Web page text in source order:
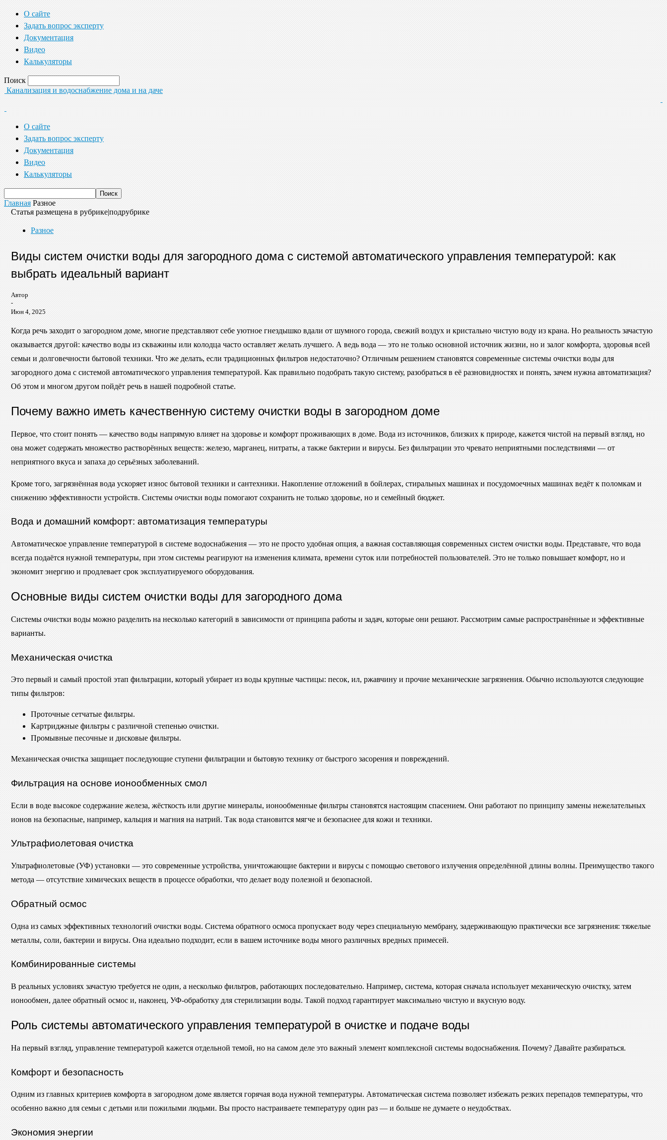
О сайте
Задать вопрос эксперту
Документация
Видео
Калькуляторы
Поиск
Канализация и водоснабжение дома и на даче
О сайте
Задать вопрос эксперту
Документация
Видео
Калькуляторы
Главная Разное
Статья размещена в рубрике|подрубрике
Разное
Виды систем очистки воды для загородного дома с системой автоматического управления температурой: как
выбрать идеальный вариант
Автор
-
Июн 4, 2025
Когда речь заходит о загородном доме, многие представляют себе уютное гнездышко вдали от шумного города, свежий воздух и кристально чистую воду из крана. Но реальность зачастую
оказывается другой: качество воды из скважины или колодца часто оставляет желать лучшего. А ведь вода — это не только основной источник жизни, но и залог комфорта, здоровья всей
семьи и долговечности бытовой техники. Что же делать, если традиционных фильтров недостаточно? Отличным решением становятся современные системы очистки воды для
загородного дома с системой автоматического управления температурой. Как правильно подобрать такую систему, разобраться в её разновидностях и понять, зачем нужна автоматизация?
Об этом и многом другом пойдёт речь в нашей подробной статье.
Почему важно иметь качественную систему очистки воды в загородном доме
Первое, что стоит понять — качество воды напрямую влияет на здоровье и комфорт проживающих в доме. Вода из источников, близких к природе, кажется чистой на первый взгляд, но
она может содержать множество растворённых веществ: железо, марганец, нитраты, а также бактерии и вирусы. Без фильтрации это чревато неприятными последствиями — от
неприятного вкуса и запаха до серьёзных заболеваний.
Кроме того, загрязнённая вода ускоряет износ бытовой техники и сантехники. Накопление отложений в бойлерах, стиральных машинах и посудомоечных машинах ведёт к поломкам и
снижению эффективности устройств. Системы очистки воды помогают сохранить не только здоровье, но и семейный бюджет.
Вода и домашний комфорт: автоматизация температуры
Автоматическое управление температурой в системе водоснабжения — это не просто удобная опция, а важная составляющая современных систем очистки воды. Представьте, что вода
всегда подаётся нужной температуры, при этом системы реагируют на изменения климата, времени суток или потребностей пользователей. Это не только повышает комфорт, но и
экономит энергию и продлевает срок эксплуатируемого оборудования.
Основные виды систем очистки воды для загородного дома
Системы очистки воды можно разделить на несколько категорий в зависимости от принципа работы и задач, которые они решают. Рассмотрим самые распространённые и эффективные
варианты.
Механическая очистка
Это первый и самый простой этап фильтрации, который убирает из воды крупные частицы: песок, ил, ржавчину и прочие механические загрязнения. Обычно используются следующие
типы фильтров:
Проточные сетчатые фильтры.
Картриджные фильтры с различной степенью очистки.
Промывные песочные и дисковые фильтры.
Механическая очистка защищает последующие ступени фильтрации и бытовую технику от быстрого засорения и повреждений.
Фильтрация на основе ионообменных смол
Если в воде высокое содержание железа, жёсткость или другие минералы, ионообменные фильтры становятся настоящим спасением. Они работают по принципу замены нежелательных
ионов на безопасные, например, кальция и магния на натрий. Так вода становится мягче и безопаснее для кожи и техники.
Ультрафиолетовая очистка
Ультрафиолетовые (УФ) установки — это современные устройства, уничтожающие бактерии и вирусы с помощью светового излучения определённой длины волны. Преимущество такого
метода — отсутствие химических веществ в процессе обработки, что делает воду полезной и безопасной.
Обратный осмос
Одна из самых эффективных технологий очистки воды. Система обратного осмоса пропускает воду через специальную мембрану, задерживающую практически все загрязнения: тяжелые
металлы, соли, бактерии и вирусы. Она идеально подходит, если в вашем источнике воды много различных вредных примесей.
Комбинированные системы
В реальных условиях зачастую требуется не один, а несколько фильтров, работающих последовательно. Например, система, которая сначала использует механическую очистку, затем
ионообмен, далее обратный осмос и, наконец, УФ-обработку для стерилизации воды. Такой подход гарантирует максимально чистую и вкусную воду.
Роль системы автоматического управления температурой в очистке и подаче воды
На первый взгляд, управление температурой кажется отдельной темой, но на самом деле это важный элемент комплексной системы водоснабжения. Почему? Давайте разбираться.
Комфорт и безопасность
Одним из главных критериев комфорта в загородном доме является горячая вода нужной температуры. Автоматическая система позволяет избежать резких перепадов температуры, что
особенно важно для семьи с детьми или пожилыми людьми. Вы просто настраиваете температуру один раз — и больше не думаете о неудобствах.
Экономия энергии